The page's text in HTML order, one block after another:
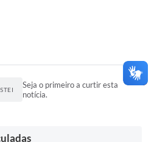
Seja o primeiro a curtir esta
notícia.